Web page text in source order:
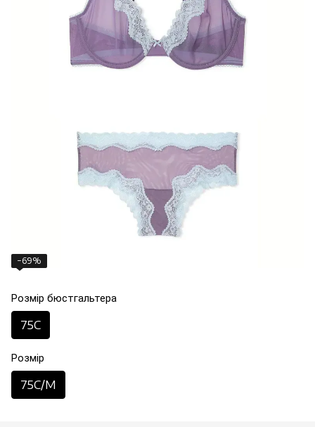
−69%
Розмір бюстгальтера
75C
Розмір
75C/M